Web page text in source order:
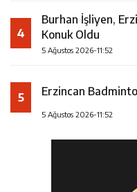
4
Burhan İşliyen,
Konuk Oldu
5 Ağustos 2026-11:52
5 Erzincan
5 Ağustos 2026-11:52